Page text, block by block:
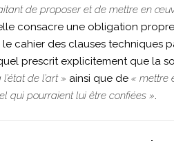
de proposer et de mettre en
consacre une obligation
cahier des clauses techniques
prescrit explicitement que la
de l’art » ainsi que de « mettre
qui pourraient lui être confiées ».